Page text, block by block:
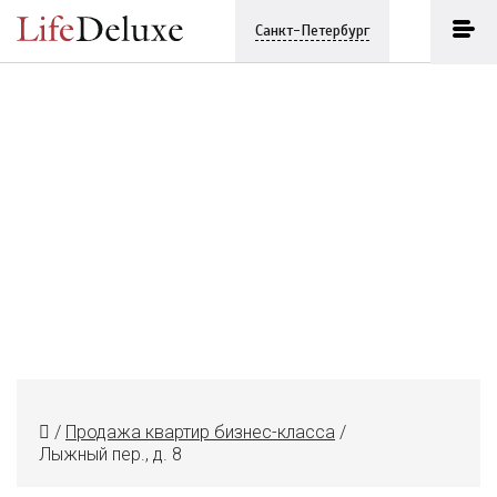
Санкт-Петербург
/ Продажа квартир бизнес-класса /
Лыжный пер., д. 8